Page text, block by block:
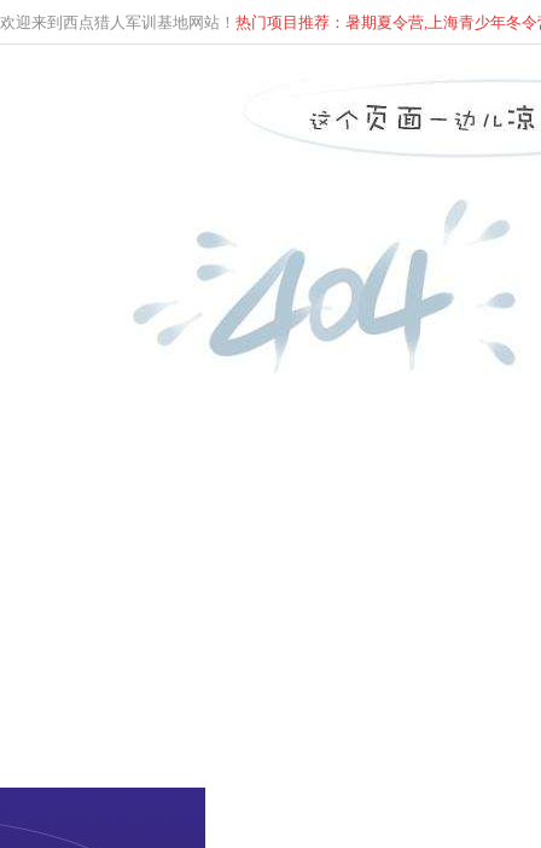
欢迎来到西点猎人军训基地网站！ 热门项目推荐：暑期夏令营,上海青少年冬令